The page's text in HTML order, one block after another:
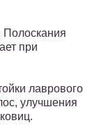
Полоскания
при
лаврового
улучшения